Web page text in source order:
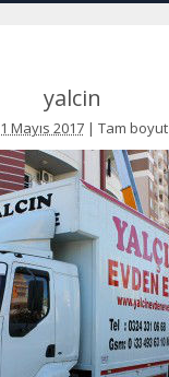
yalcin
1 Mayıs 2017 | Tam boyut